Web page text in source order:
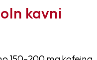
kavni